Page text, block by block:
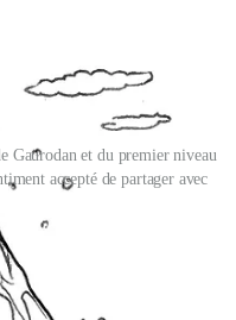
Gaurodan et du premier niveau
accepté de partager avec
énorme est découvert à
les Îles Canaries.